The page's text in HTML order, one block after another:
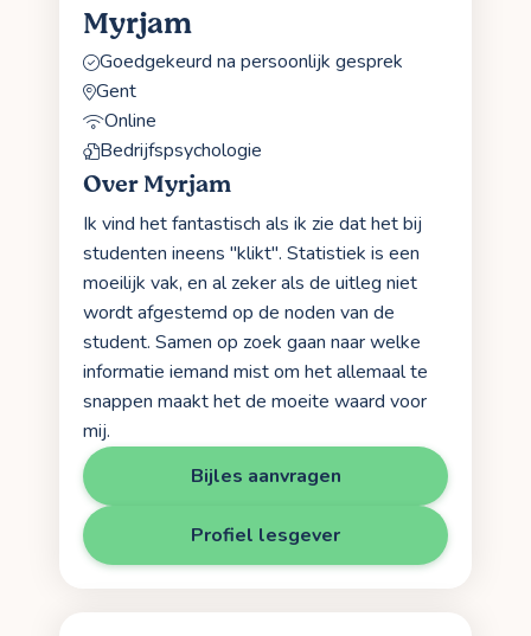
Myrjam
Goedgekeurd na persoonlijk gesprek
Gent
Online
Bedrijfspsychologie
Over Myrjam
Ik vind het fantastisch als ik zie dat het bij
studenten ineens "klikt". Statistiek is een
moeilijk vak, en al zeker als de uitleg niet
wordt afgestemd op de noden van de
student. Samen op zoek gaan naar welke
informatie iemand mist om het allemaal te
snappen maakt het de moeite waard voor
mij.
Bijles aanvragen
Profiel lesgever